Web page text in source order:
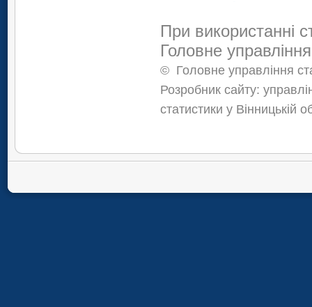
При використанні
Головне
© Головне управління
Розробник сайту:
статистики у Вінницькій